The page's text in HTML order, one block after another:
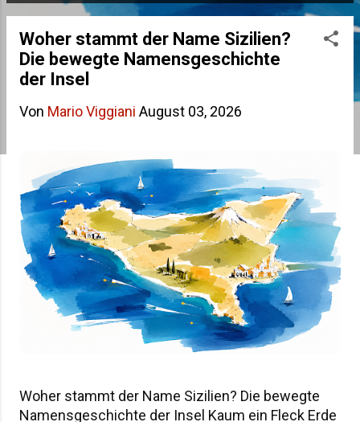
s
Woher stammt der Name Sizilien?
Die bewegte Namensgeschichte
der Insel
Von Mario Viggiani August 03, 2026
Woher stammt der Name Sizilien? Die bewegte
Namensgeschichte der Insel Kaum ein Fleck Erde